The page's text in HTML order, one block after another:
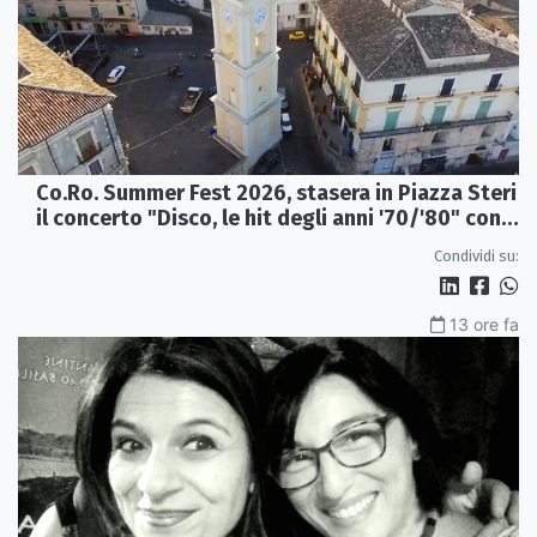
Co.Ro. Summer Fest 2026, stasera in Piazza Steri
il concerto "Disco, le hit degli anni '70/'80" con
Condividi su:
13 ore fa